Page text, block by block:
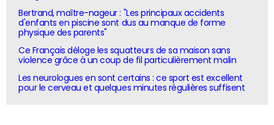
Bertrand, maître-nageur : "Les principaux accidents
d'enfants en piscine sont dus au manque de forme
physique des parents"
Ce Français déloge les squatteurs de sa maison sans
violence grâce à un coup de fil particulièrement malin
Les neurologues en sont certains : ce sport est excellent
pour le cerveau et quelques minutes régulières suffisent